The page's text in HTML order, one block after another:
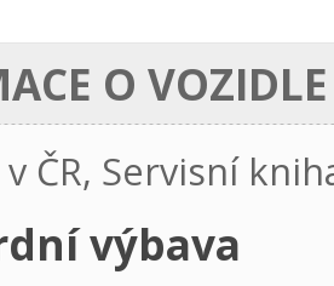
O VOZIDLE
ČR, Servisní
výbava